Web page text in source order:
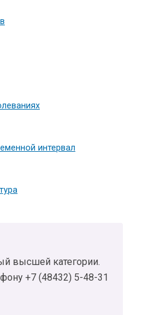
интервал
высшей категории.
+7 (48432) 5-48-31